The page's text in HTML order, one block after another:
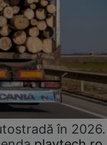
în 2026.